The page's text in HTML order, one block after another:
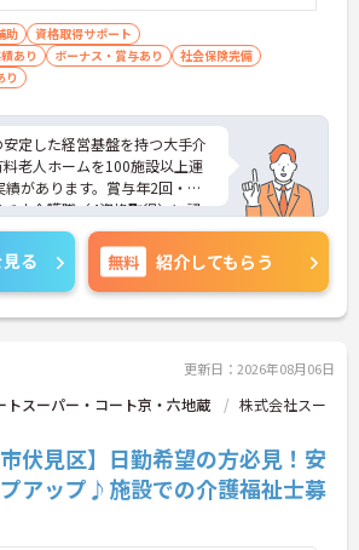
助
資格取得サポート
あり
ボーナス・賞与あり
社会保険完備
り
定した経営基盤を持つ大手介
老人ホームを100施設以上運
があります。賞与年2回・定
ナ介護職（4資格取得）に認
の手当が加算され、スキルが
が整っています。年間休日11
4.3時間と働きやすく、育休取
間勤務（小学4年生まで）・有
庭との両立を長期的にサポー
など段階別の研修体制と資格
、介護福祉士国家試験対策講
も自社開講しています。多職
門性を高めながら、ケアマネ
のキャリアアップも実現でき
大手企業・成長ができる環境
る 無料 紹介してもらう
更新日：2026年08月06日
トスーパー・コート京・六地蔵
株式会社スー
市伏見区】日勤希望の方必見！安
アップ♪施設での介護福祉士募